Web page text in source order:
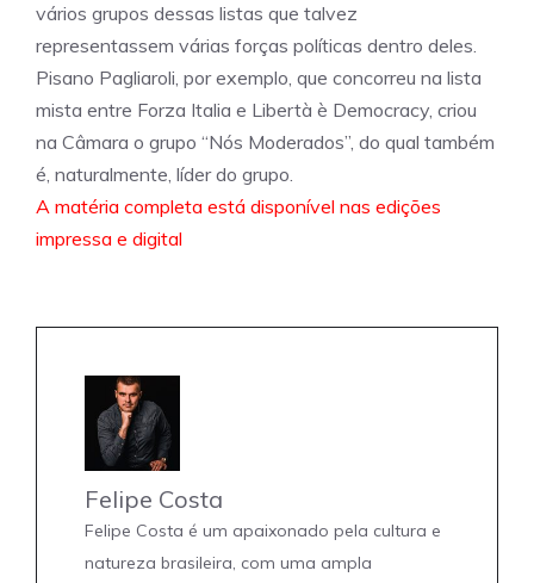
vários grupos dessas listas que talvez
representassem várias forças políticas dentro deles.
Pisano Pagliaroli, por exemplo, que concorreu na lista
mista entre Forza Italia e Libertà è Democracy, criou
na Câmara o grupo “Nós Moderados”, do qual também
é, naturalmente, líder do grupo.
A matéria completa está disponível nas edições
impressa e digital
Felipe Costa
Felipe Costa é um apaixonado pela cultura e
natureza brasileira, com uma ampla